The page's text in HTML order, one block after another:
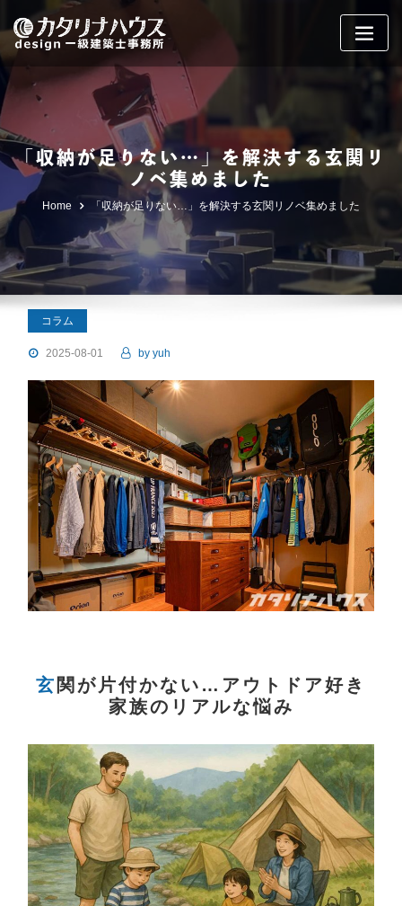
to
content
「収納が足りない…」を解決する玄関リ
ノベ集めました
Home 「収納が足りない…」を解決する玄関リノベ集めました
コラム
2025-08-01 by yuh
玄関が片付かない…アウトドア好き
家族のリアルな悩み